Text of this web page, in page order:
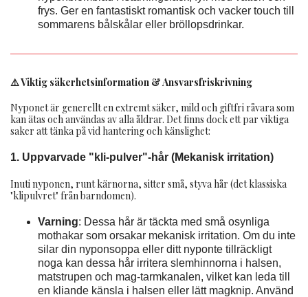
frys. Ger en fantastiskt romantisk och vacker touch till
sommarens bålskålar eller bröllopsdrinkar.
⚠️ Viktig säkerhetsinformation & Ansvarsfriskrivning
Nyponet är generellt en extremt säker, mild och giftfri råvara som
kan ätas och användas av alla åldrar. Det finns dock ett par viktiga
saker att tänka på vid hantering och känslighet:
1. Uppvarvade "kli-pulver"-hår (Mekanisk irritation)
Inuti nyponen, runt kärnorna, sitter små, styva hår (det klassiska
"klipulvret" från barndomen).
Varning: Dessa hår är täckta med små osynliga
mothakar som orsakar mekanisk irritation. Om du inte
silar din nyponsoppa eller ditt nyponte tillräckligt
noga kan dessa hår irritera slemhinnorna i halsen,
matstrupen och mag-tarmkanalen, vilket kan leda till
en kliande känsla i halsen eller lätt magknip. Använd